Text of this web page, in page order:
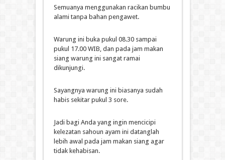
Semuanya menggunakan racikan bumbu
alami tanpa bahan pengawet.
Warung ini buka pukul 08.30 sampai
pukul 17.00 WIB, dan pada jam makan
siang warung ini sangat ramai
dikunjungi.
Sayangnya warung ini biasanya sudah
habis sekitar pukul 3 sore.
Jadi bagi Anda yang ingin mencicipi
kelezatan sahoun ayam ini datanglah
lebih awal pada jam makan siang agar
tidak kehabisan.